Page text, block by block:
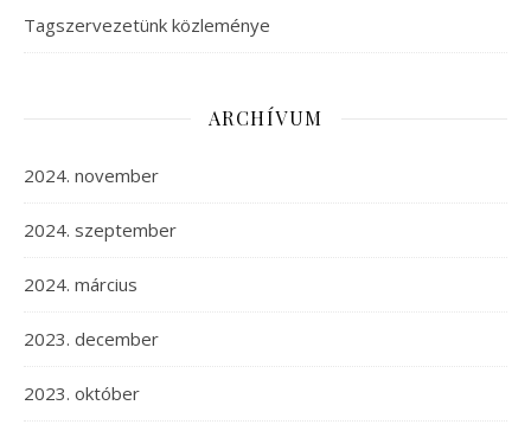
Tagszervezetünk közleménye
ARCHÍVUM
2024. november
2024. szeptember
2024. március
2023. december
2023. október